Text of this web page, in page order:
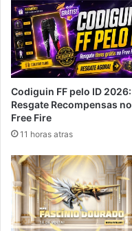
Codiguin FF pelo ID 2026:
Resgate Recompensas no
Free Fire
11 horas atras